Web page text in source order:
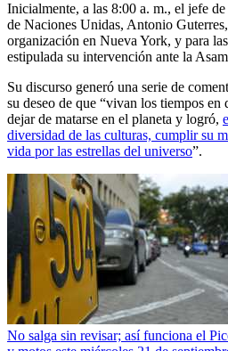
Inicialmente, a las 8:00 a. m., el jefe
de Naciones Unidas, Antonio
organización en Nueva York, y para
estipulada su intervención ante la
Su discurso generó una serie de
su deseo de que “vivan los tiempos en
dejar de matarse en el planeta y logró,
diversidad de las culturas, cumplir su
vida por las estrellas del universo”.
No salga sin revisar; así funciona el